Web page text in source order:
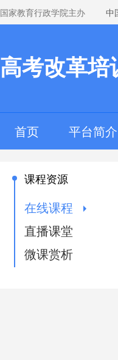
国家教育行政学院主办 中
高考改革培
首页 平台简介
课程资源
在线课程
直播课堂
微课赏析